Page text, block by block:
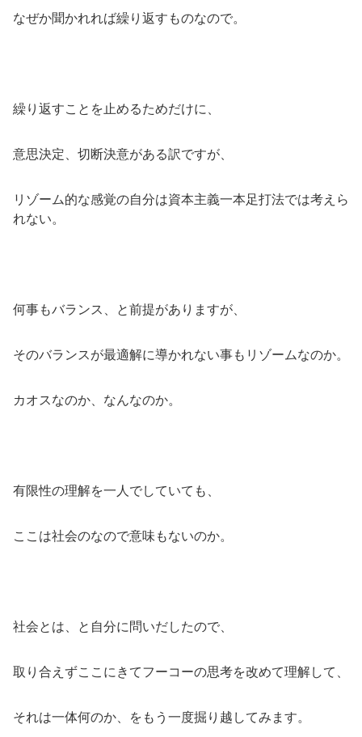
なぜか聞かれれば繰り返すものなので。
繰り返すことを止めるためだけに、
意思決定、切断決意がある訳ですが、
リゾーム的な感覚の自分は資本主義一本足打法では考えら
れない。
何事もバランス、と前提がありますが、
そのバランスが最適解に導かれない事もリゾームなのか。
カオスなのか、なんなのか。
有限性の理解を一人でしていても、
ここは社会のなので意味もないのか。
社会とは、と自分に問いだしたので、
取り合えずここにきてフーコーの思考を改めて理解して、
それは一体何のか、をもう一度掘り越してみます。